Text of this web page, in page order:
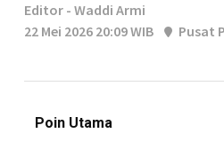
Editor - Waddi Armi
22 Mei 2026 20:09 WIB
Pusat
Poin Utama